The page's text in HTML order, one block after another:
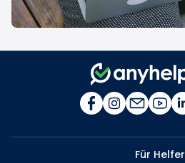
Für Helfer